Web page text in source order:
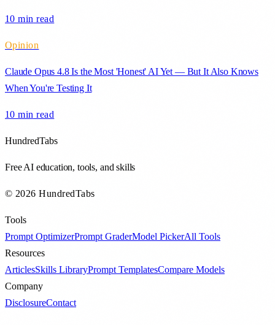
10 min read
Opinion
Claude Opus 4.8 Is the Most 'Honest' AI Yet — But It Also Knows
When You're Testing It
10 min read
HundredTabs
Free AI education, tools, and skills
© 2026 HundredTabs
Tools
Prompt OptimizerPrompt GraderModel PickerAll Tools
Resources
ArticlesSkills LibraryPrompt TemplatesCompare Models
Company
DisclosureContact